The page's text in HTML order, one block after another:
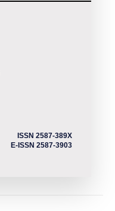
ISSN 2587-389X
E-ISSN 2587-3903